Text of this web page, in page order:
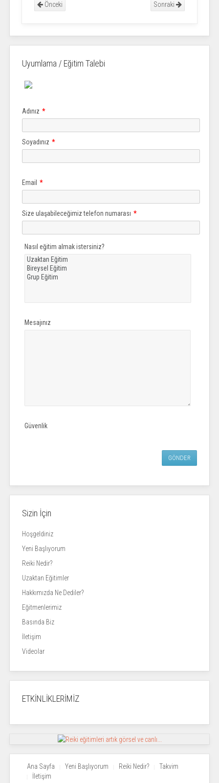
Önceki Sonraki
Uyumlama / Eğitim Talebi
Adınız *
Soyadınız *
Email *
Size ulaşabileceğimiz telefon numarası *
Nasıl eğitim almak istersiniz?
Mesajınız
Güvenlik
GÖNDER
Sizin İçin
Hoşgeldiniz
Yeni Başlıyorum
Reiki Nedir?
Uzaktan Eğitimler
Hakkımızda Ne Dediler?
Eğitmenlerimiz
Basında Biz
İletişim
Videolar
ETKİNLİKLERİMİZ
Ana Sayfa Yeni Başlıyorum Reiki Nedir?
Takvim
İletişim